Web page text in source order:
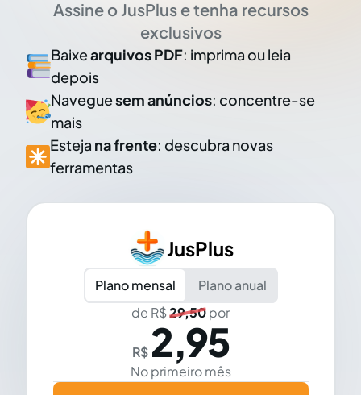
Assine o JusPlus e tenha recursos
exclusivos
Baixearquivos PDF: imprima ou leia
depois
Naveguesem anúncios: concentre-se
mais
Esteja na frente: descubra novas
ferramentas
JusPlus
Plano mensal
Plano anual
de R$29,50por
R$ 2,95
No primeiro mês